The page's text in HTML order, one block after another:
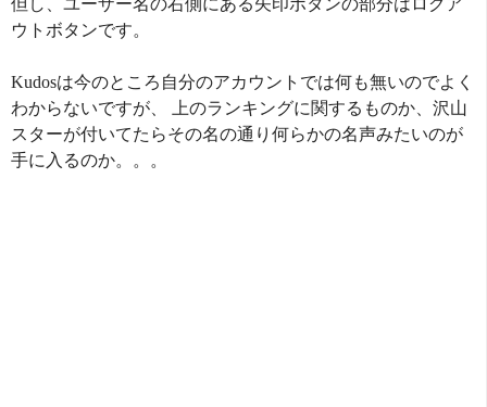
但し、ユーザー名の右側にある矢印ボタンの部分はログア
ウトボタンです。
Kudosは今のところ自分のアカウントでは何も無いのでよく
わからないですが、 上のランキングに関するものか、沢山
スターが付いてたらその名の通り何らかの名声みたいのが
手に入るのか。。。